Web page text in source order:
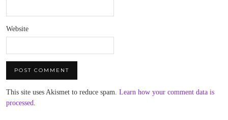
Website
This site uses Akismet to reduce spam. Learn how your comment data is
processed.